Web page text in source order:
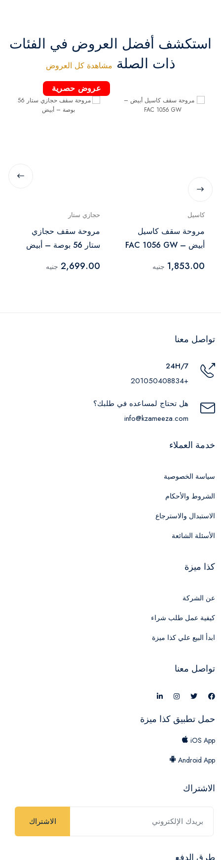
استكشف أفضل العروض في الفئات
ذات الصلة مشاهدة كل العروض
كاسيل
مروحة سقف كاسيل
أبيض – FAC 1056 GW
1,853.00 جنيه
عروض حصرية
حجازي ستار
مروحة سقف حجازي
ستار 56 بوصة – أبيض
2,699.00 جنيه
تواصل معنا
24H/7
+201050408834
هل تحتاج لمساعده في طلبك؟
info@kzameeza.com
خدمة العملاء
سياسة الخصوصية
الشروط والأحكام
الاستبدال والاسترجاع
الأسئلة الشائعة
كذا ميزة
عن الشركة
كيفية عمل طلب شراء
ابدأ البيع علي كذا ميزة
تواصل معنا
حمل تطبيق كذا ميزة
iOS App
Android App
الاشتراك
الاشتراك
طرق الدفع